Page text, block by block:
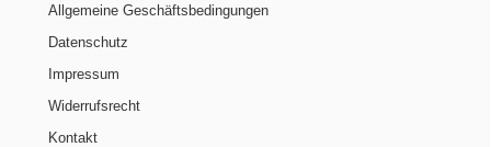
Allgemeine Geschäftsbedingungen
Datenschutz
Impressum
Widerrufsrecht
Kontakt